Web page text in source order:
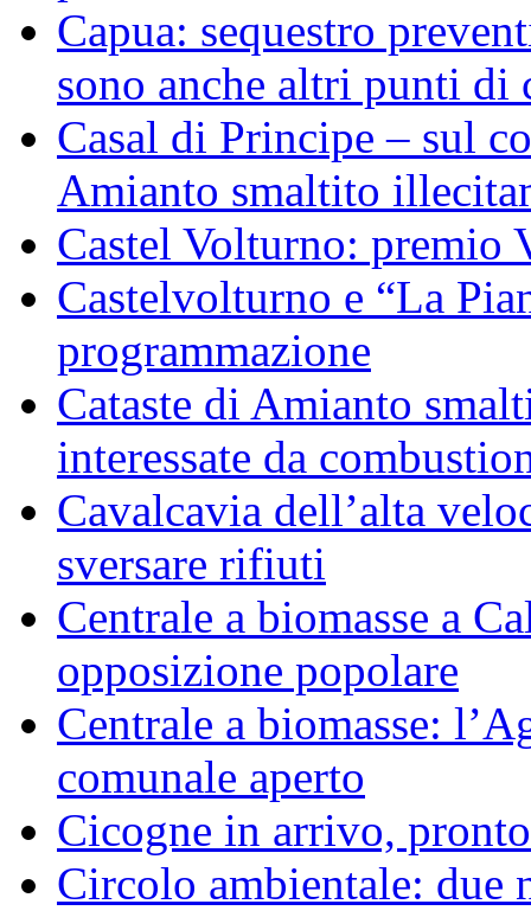
Capua: sequestro
sono anche altri punti di
Casal di Principe – sul
Amianto smaltito
Castel Volturno: premio
Castelvolturno e “La
programmazione
Cataste di Amianto
interessate da
Cavalcavia dell’alta
sversare rifiuti
Centrale a biomasse a
opposizione popolare
Centrale a biomasse:
comunale aperto
Cicogne in arrivo,
Circolo ambientale: due